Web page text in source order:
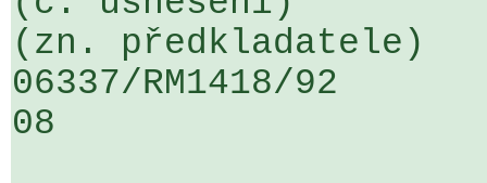
(zn. předkladatele)
06337/RM1418/
08